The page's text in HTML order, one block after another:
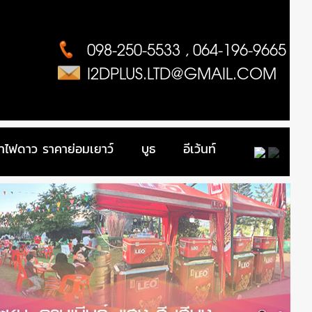
098-250-5533 , 064-196-9665
I2DPLUS.LTD@GMAIL.COM
ฟดาว ราคาย่อมเยาว์ บูธ อีเว้นท์